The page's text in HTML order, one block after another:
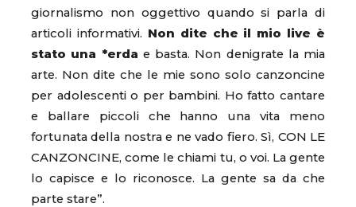
giornalismo non oggettivo quando si parla di
articoli informativi. Non dite che il mio live è
stato una *erda e basta. Non denigrate la mia
arte. Non dite che le mie sono solo canzoncine
per adolescenti o per bambini. Ho fatto cantare
e ballare piccoli che hanno una vita meno
fortunata della nostra e ne vado fiero. Sì, CON LE
CANZONCINE, come le chiami tu, o voi. La gente
lo capisce e lo riconosce. La gente sa da che
parte stare”.